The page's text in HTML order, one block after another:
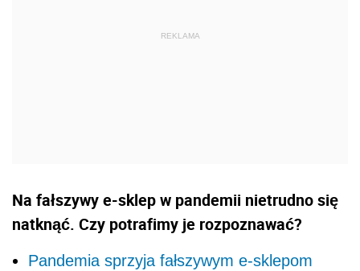
Na fałszywy e-sklep w pandemii nietrudno się
natknąć. Czy potrafimy je rozpoznawać?
Pandemia sprzyja fałszywym e-sklepom